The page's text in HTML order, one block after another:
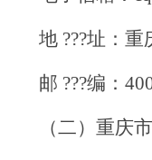
地 ???址：重
邮 ???编：
（二）重庆